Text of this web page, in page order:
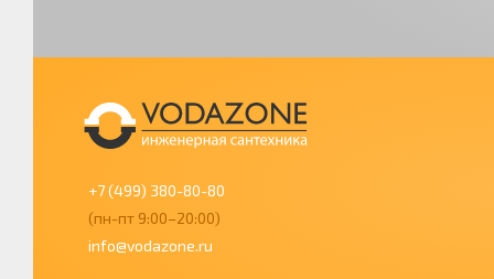
+7 (499) 380-80-80
(пн-пт 9:00–20:00)
info@vodazone.ru